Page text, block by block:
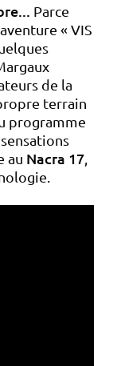
Parce
« VIS
de la
terrain
programme
au Nacra 17